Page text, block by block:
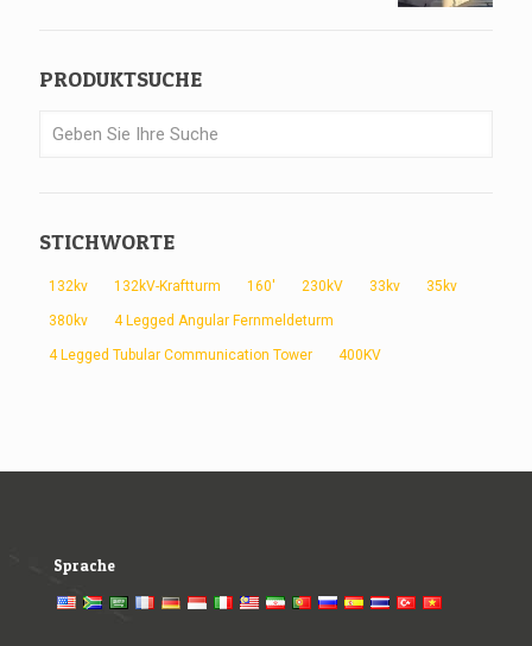
PRODUKTSUCHE
STICHWORTE
132kv 132kV-Kraftturm 160' 230kV 33kv 35kv
380kv 4 Legged Angular Fernmeldeturm
4 Legged Tubular Communication Tower 400KV
Sprache